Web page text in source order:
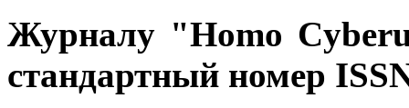
Журналу "Homo
стандартный номер